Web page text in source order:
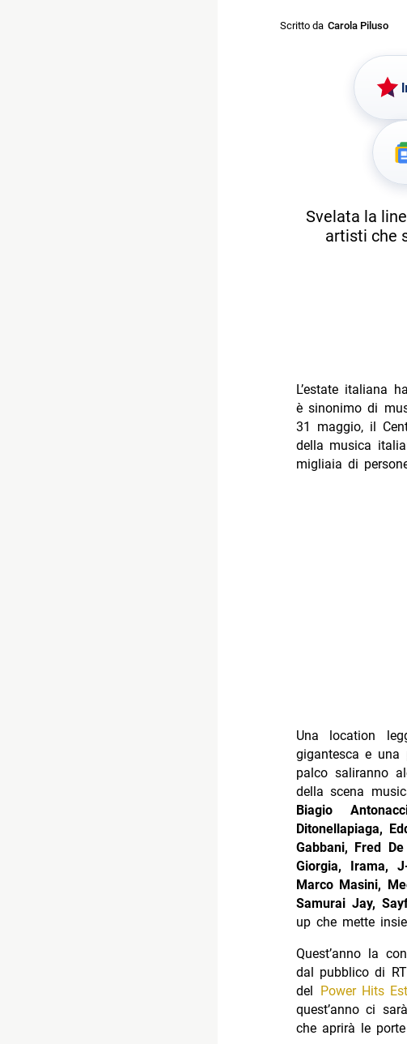
Scritto da Carola Piluso
Svelata la
artisti che
L’estate italiana
è sinonimo di
31 maggio, il
della musica
migliaia di
Una location
gigantesca e una
palco saliranno
della scena
Biagio
Ditonellapiaga,
Gabbani, Fred
Giorgia, Irama,
Marco Masini,
Samurai Jay,
up che mette
Quest’anno la
dal pubblico di
del Power Hits
quest’anno ci
che aprirà le